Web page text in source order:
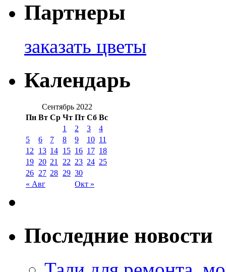
Партнеры
заказать цветы
Календарь
Сентябрь 2022
Пн Вт Ср Чт Пт Сб Вс
« Авг Окт »
1 2 3
4
5
6 7 8 9 10 11
12
13 14 15 16 17 18
19 20 21 22 23 24 25
26 27 28 29 30
Последние новости